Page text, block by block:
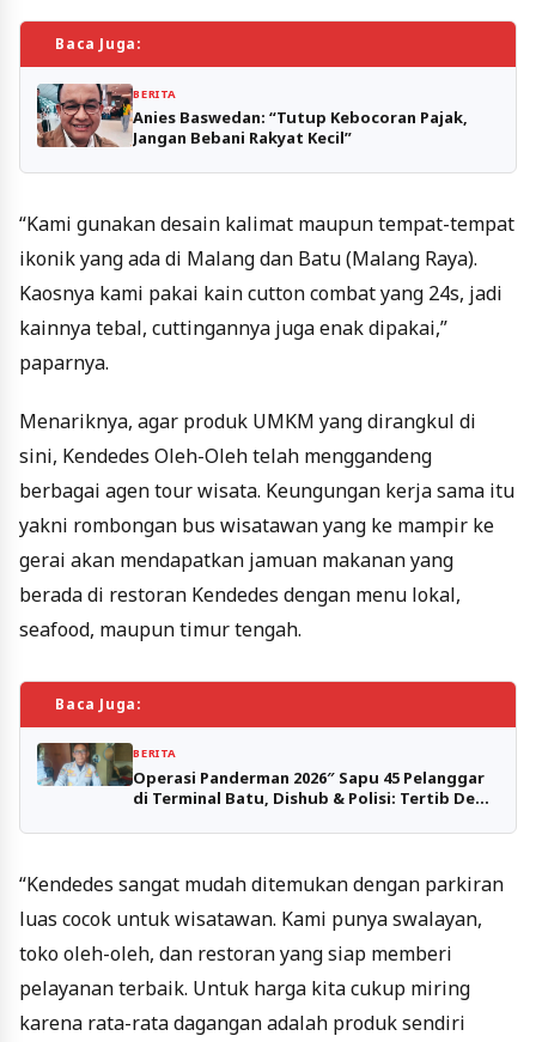
Baca Juga:
BERITA
Anies Baswedan: “Tutup Kebocoran Pajak,
Jangan Bebani Rakyat Kecil”
“Kami gunakan desain kalimat maupun tempat-tempat
ikonik yang ada di Malang dan Batu (Malang Raya).
Kaosnya kami pakai kain cutton combat yang 24s, jadi
kainnya tebal, cuttingannya juga enak dipakai,”
paparnya.
Menariknya, agar produk UMKM yang dirangkul di
sini, Kendedes Oleh-Oleh telah menggandeng
berbagai agen tour wisata. Keungungan kerja sama itu
yakni rombongan bus wisatawan yang ke mampir ke
gerai akan mendapatkan jamuan makanan yang
berada di restoran Kendedes dengan menu lokal,
seafood, maupun timur tengah.
Baca Juga:
BERITA
Operasi Panderman 2026″ Sapu 45 Pelanggar
di Terminal Batu, Dishub & Polisi: Tertib Demi
“Kendedes sangat mudah ditemukan dengan parkiran
luas cocok untuk wisatawan. Kami punya swalayan,
toko oleh-oleh, dan restoran yang siap memberi
pelayanan terbaik. Untuk harga kita cukup miring
karena rata-rata dagangan adalah produk sendiri